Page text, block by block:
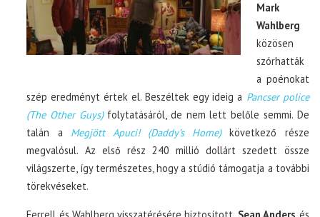
Mark
Wahlberg
közösen
szórhatták
a poénokat
szép eredményt értek el. Beszéltek egy ideig a Pancser police
(The Other Guys)folytatásáról, de nem lett belőle semmi. De
talán a Megjött Apuci! (Daddy’s Home)következő része
megvalósul. Az első rész 240 millió dollárt szedett össze
világszerte, így természetes, hogy a stúdió támogatja a további
törekvéseket.